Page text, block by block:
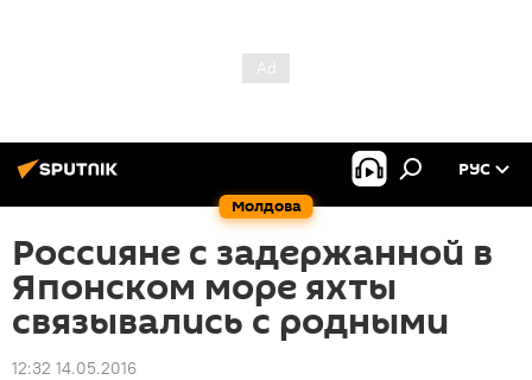
Молдова
РУС
Россияне с задержанной в
Японском море яхты
связывались с родными
12:32 14.05.2016